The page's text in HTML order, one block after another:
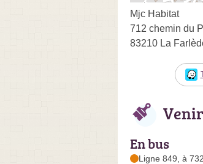
Mjc Habitat
712 chemin du
83210 La
En bus
Ligne 849, à